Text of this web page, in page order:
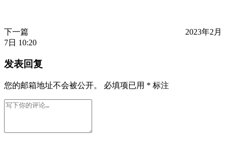
下一篇
2023年2月
7日 10:20
发表回复
您的邮箱地址不会被公开。 必填项已用 * 标注